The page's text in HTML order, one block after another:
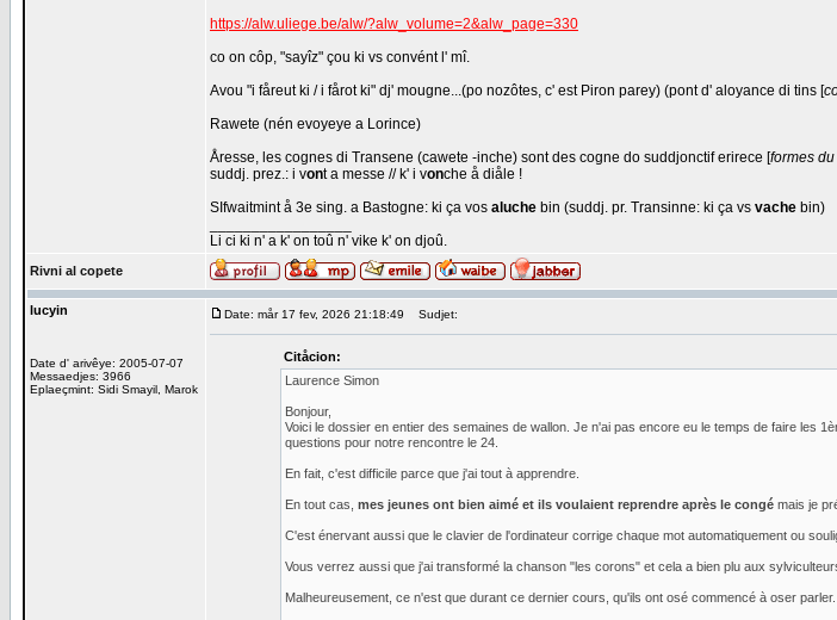
https://alw.uliege.be/alw/?alw_volume=2&alw_page=330
co on côp, "sayîz" çou ki vs convént l' mî.
Avou "i fåreut ki / i fårot ki" dj' mougne...(po nozôtes, c' est Piron parey) (pont d' aloyance di tins [
Rawete (nén evoyeye a Lorince)
Åresse, les cognes di Transene (cawete -inche) sont des cogne do suddjonctif erirece [formes
suddj. prez.: i vont a messe // k' i vonche å diåle !
SIfwaitmint å 3e sing. a Bastogne: ki ça vos aluche bin (suddj. pr. Transinne: ki ça vs vache bin)
Li ci ki n' a k' on toû n' vike k' on djoû.
Rivni al copete
lucyin
Date d' arivêye: 2005-07-07
Messaedjes: 3966
Eplaeçmint: Sidi Smayil, Marok
Date: mår 17 fev, 2026 21:18:49 Sudjet:
Citåcion:
Laurence Simon
Bonjour,
Voici le dossier en entier des semaines de wallon. Je n'ai pas encore eu le temps de faire les
questions pour notre rencontre le 24.
En fait, c'est difficile parce que j'ai tout à apprendre.
En tout cas, mes jeunes ont bien aimé et ils voulaient reprendre après le congémais je
C'est énervant aussi que le clavier de l'ordinateur corrige chaque mot automatiquement ou
Vous verrez aussi que j'ai transformé la chanson "les corons" et cela a bien plu aux
Malheureusement, ce n'est que durant ce dernier cours, qu'ils ont osé commencé à oser parler.